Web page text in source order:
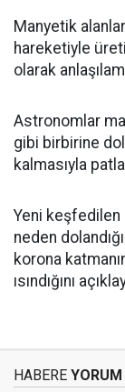
Manyetik
hareketiyle
olarak
Astronomlar
gibi birbirine
kalmasıyla
Yeni keşfedilen
neden
korona
ısındığını
HABERE